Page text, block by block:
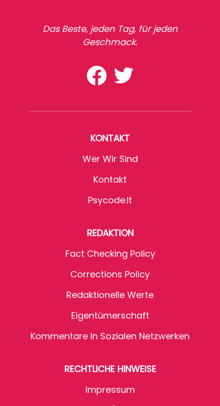
Das Beste, jeden Tag, für jeden
Geschmack.
KONTAKT
Wer Wir Sind
Kontakt
Psycode.it
REDAKTION
Fact Checking Policy
Corrections Policy
Redaktionelle Werte
Eigentümerschaft
Kommentare In Sozialen Netzwerken
RECHTLICHE HINWEISE
Impressum